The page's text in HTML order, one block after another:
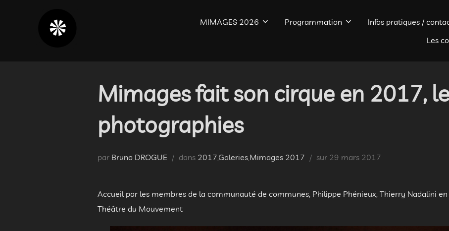
MIMAGES 2026 Programmation Infos pratiques /
Les
Mimages fait son cirque en 2017,
photographies
par Bruno DROGUE dans 2017 Galeries Mimages 2017 sur Publié
29 mars 2017
Accueil par les membres de la communauté de communes, Philippe Phénieux, Thierry Nadalini
Théâtre du Mouvement